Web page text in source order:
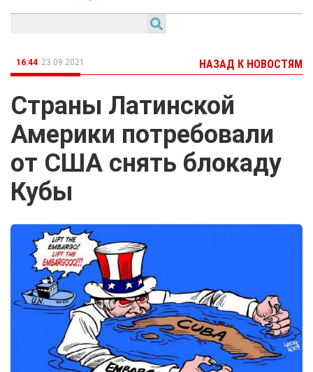
16:44 23.09.2021 НАЗАД К НОВОСТЯМ
Страны Латинской
Америки потребовали
от США снять блокаду
Кубы